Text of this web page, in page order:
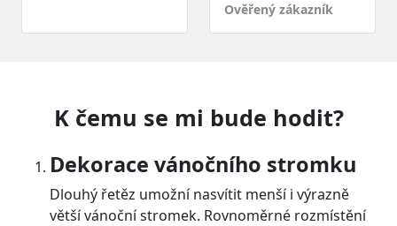
Ověřený zákazník
K čemu se mi bude hodit?
Dekorace vánočního stromku
Dlouhý řetěz umožní nasvítit menší i výrazně
větší vánoční stromek. Rovnoměrné rozmístění